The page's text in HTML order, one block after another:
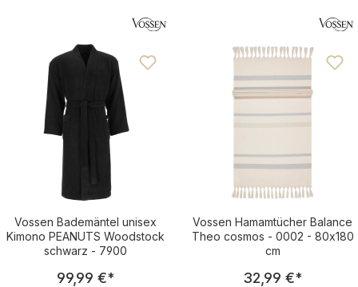
Vossen Bademäntel unisex
Kimono PEANUTS Woodstock
schwarz - 7900
Regulärer Preis:
99,99 €*
Vossen Hamamtücher Balance
Theo cosmos - 0002 - 80x180
cm
Regulärer
32,99 €*